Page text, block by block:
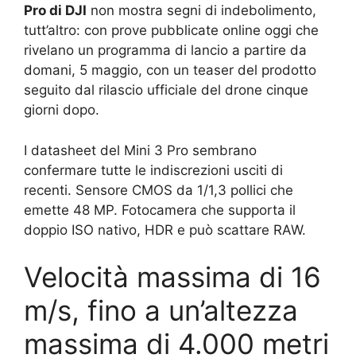
Pro di DJI non mostra segni di indebolimento,
tutt’altro: con prove pubblicate online oggi che
rivelano un programma di lancio a partire da
domani, 5 maggio, con un teaser del prodotto
seguito dal rilascio ufficiale del drone cinque
giorni dopo.
I datasheet del Mini 3 Pro sembrano
confermare tutte le indiscrezioni usciti di
recenti. Sensore CMOS da 1/1,3 pollici che
emette 48 MP. Fotocamera che supporta il
doppio ISO nativo, HDR e può scattare RAW.
Velocità massima di 16
m/s, fino a un’altezza
massima di 4.000 metri